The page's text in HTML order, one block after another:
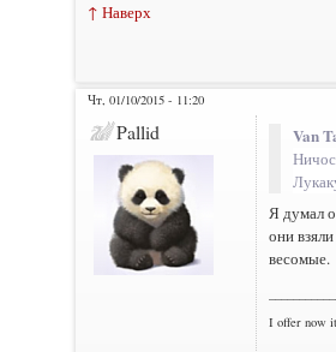
↑ Наверх
Чт, 01/10/2015 - 11:20
Pallid Van
Я думал
они
весомые.
I offer now